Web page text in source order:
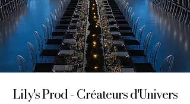
Lily's Prod - Créateurs d'Univers